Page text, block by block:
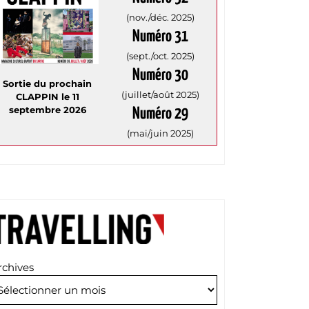
Sortie du prochain
CLAPPIN le 11
septembre 2026
(nov./déc. 2025)
Numéro 31
(sept./oct. 2025)
Numéro 30
(juillet/août 2025)
Numéro 29
(mai/juin 2025)